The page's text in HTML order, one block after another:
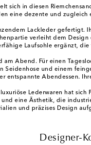
sich in diesen
eine dezente und zugleich
Lackleder
verleiht dem
Laufsohle ergänzt,
am Abend. Für einen
Seidenhose und einem
entspannte Abendessen.
Lederwaren hat
eine Ästhetik, die
und präzises Design
Designer-